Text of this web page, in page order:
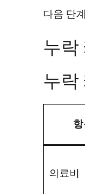
다음 단
누락
누락
의료비